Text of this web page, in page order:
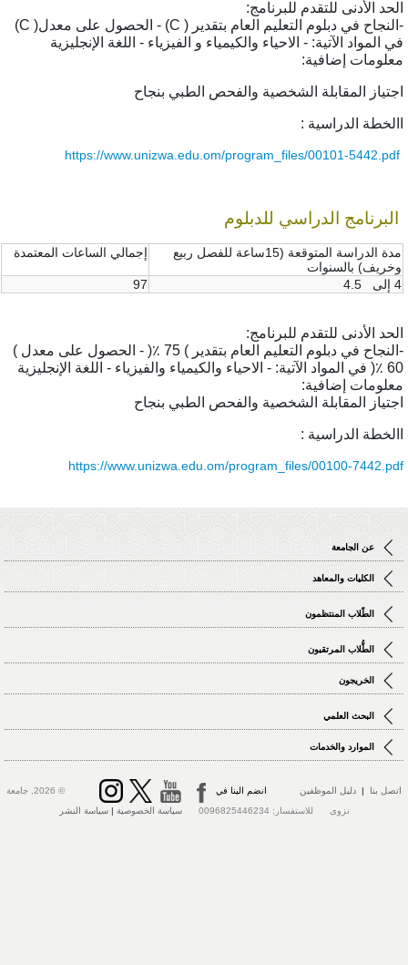
الأدنى للتقدم للبرنامج:
-النجاح في دبلوم التعليم العام بتقدير ( C) - الحصول على معدل( C)
الآتية: - الاحياء والكيمياء و الفيزياء - اللغة الإنجليزية
إضافية:
المقابلة الشخصية والفحص الطبي بنجاح
الدراسية :
https://www.unizwa.edu.om/program_files/00101-
الدراسي للدبلوم
مدة الدراسة المتوقعة (15ساعة للفصل ربيع
بالسنوات
إجمالي الساعات المعتمدة
الأدنى للتقدم للبرنامج:
-النجاح في دبلوم التعليم العام بتقدير ) 75 ٪( - الحصول على معدل )
إضافية:
المقابلة الشخصية والفحص الطبي بنجاح
الدراسية :
https://www.unizwa.edu.om/program_files/00100-
عن الجامعة
الكليات والمعاهد
الطّلاب المنتظمون
الطُّلاب المرتقبون
الخريجون
البحث العلمي
الموارد والخدمات
بنا | دليل الموظفين انضم الينا في
© 2026, جامعة
نزوى للاستفسار: 0096825446234
سياسة الخصوصية|سياسة النشر